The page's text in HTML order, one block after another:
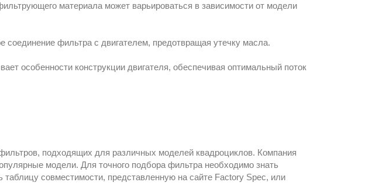
материала может варьироваться в зависимости от модели
соединение фильтра с двигателем, предотвращая утечку масла.
особенности конструкции двигателя, обеспечивая оптимальный поток
подходящих для различных моделей квадроциклов. Компания
модели. Для точного подбора фильтра необходимо знать
совместимости, представленную на сайте Factory Spec, или